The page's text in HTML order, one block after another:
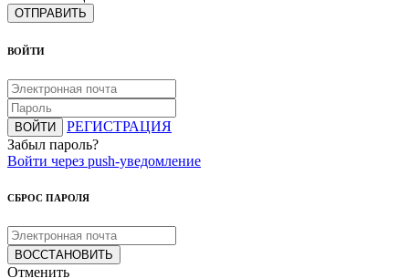
ОТПРАВИТЬ
ВОЙТИ
ВОЙТИ
РЕГИСТРАЦИЯ
Забыл пароль?
Войти через push-уведомление
СБРОС ПАРОЛЯ
ВОССТАНОВИТЬ
Отменить